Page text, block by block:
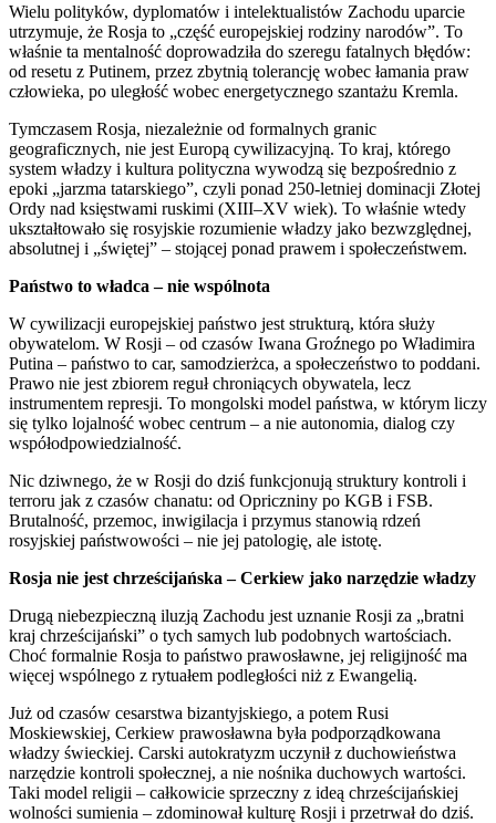
Wielu polityków, dyplomatów i intelektualistów Zachodu uparcie
utrzymuje, że Rosja to „część europejskiej rodziny narodów”. To
właśnie ta mentalność doprowadziła do szeregu fatalnych błędów:
od resetu z Putinem, przez zbytnią tolerancję wobec łamania praw
człowieka, po uległość wobec energetycznego szantażu Kremla.
Tymczasem Rosja, niezależnie od formalnych granic
geograficznych, nie jest Europą cywilizacyjną. To kraj, którego
system władzy i kultura polityczna wywodzą się bezpośrednio z
epoki „jarzma tatarskiego”, czyli ponad 250-letniej dominacji Złotej
Ordy nad księstwami ruskimi (XIII–XV wiek). To właśnie wtedy
ukształtowało się rosyjskie rozumienie władzy jako bezwzględnej,
absolutnej i „świętej” – stojącej ponad prawem i społeczeństwem.
Państwo to władca – nie wspólnota
W cywilizacji europejskiej państwo jest strukturą, która służy
obywatelom. W Rosji – od czasów Iwana Groźnego po Władimira
Putina – państwo to car, samodzierżca, a społeczeństwo to poddani.
Prawo nie jest zbiorem reguł chroniących obywatela, lecz
instrumentem represji. To mongolski model państwa, w którym liczy
się tylko lojalność wobec centrum – a nie autonomia, dialog czy
współodpowiedzialność.
Nic dziwnego, że w Rosji do dziś funkcjonują struktury kontroli i
terroru jak z czasów chanatu: od Opriczniny po KGB i FSB.
Brutalność, przemoc, inwigilacja i przymus stanowią rdzeń
rosyjskiej państwowości – nie jej patologię, ale istotę.
Rosja nie jest chrześcijańska – Cerkiew jako narzędzie władzy
Drugą niebezpieczną iluzją Zachodu jest uznanie Rosji za „bratni
kraj chrześcijański” o tych samych lub podobnych wartościach.
Choć formalnie Rosja to państwo prawosławne, jej religijność ma
więcej wspólnego z rytuałem podległości niż z Ewangelią.
Już od czasów cesarstwa bizantyjskiego, a potem Rusi
Moskiewskiej, Cerkiew prawosławna była podporządkowana
władzy świeckiej. Carski autokratyzm uczynił z duchowieństwa
narzędzie kontroli społecznej, a nie nośnika duchowych wartości.
Taki model religii – całkowicie sprzeczny z ideą chrześcijańskiej
wolności sumienia – zdominował kulturę Rosji i przetrwał do dziś.